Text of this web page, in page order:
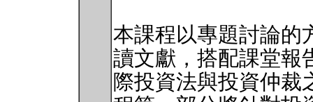
本課程以專題討論的
讀文獻，搭配課堂報
際投資法與投資仲裁